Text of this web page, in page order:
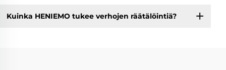
Kuinka HENIEMO tukee verhojen räätälöintiä?